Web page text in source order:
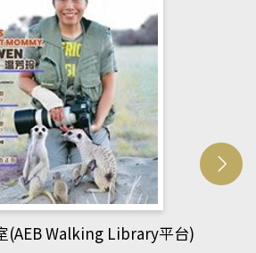
網管人(kono平台)